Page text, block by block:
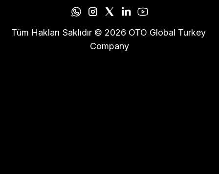
Tüm Hakları Saklıdır © 2026 OTO Global Turkey
Company